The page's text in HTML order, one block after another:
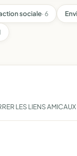
sociale· 6
LES LIENS AMICAUX